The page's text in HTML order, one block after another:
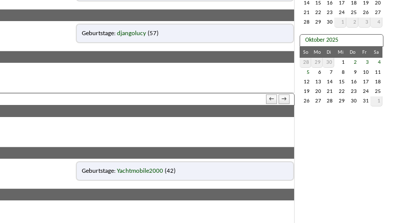
Geburtstage djangolucy (57)
← →
Geburtstage Yachtmobile2000 (42)
14
15 16 17 18 19
20
21
22 23 24 25 26
27
28
29 30 1 2 3 4
Oktober 2025
So Mo Di Mi Do Fr Sa
28 29 30 1 2 3
4
5
6 7 8 9 10
11
12
13 14 15 16 17
18
19
20 21 22 23 24
25
26
27 28 29 30 31 1